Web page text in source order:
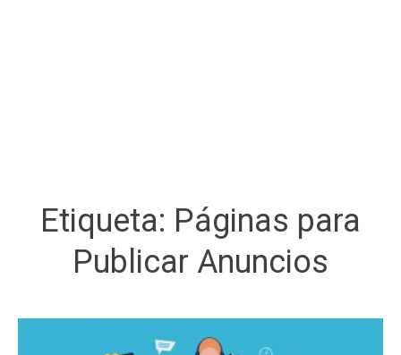
Etiqueta: Páginas para
Publicar Anuncios